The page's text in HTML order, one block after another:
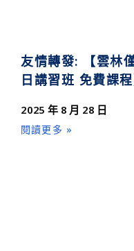
友情轉發: 【雲林
日講習班 免費課程
2025 年 8 月 28 日
閱讀更多 »